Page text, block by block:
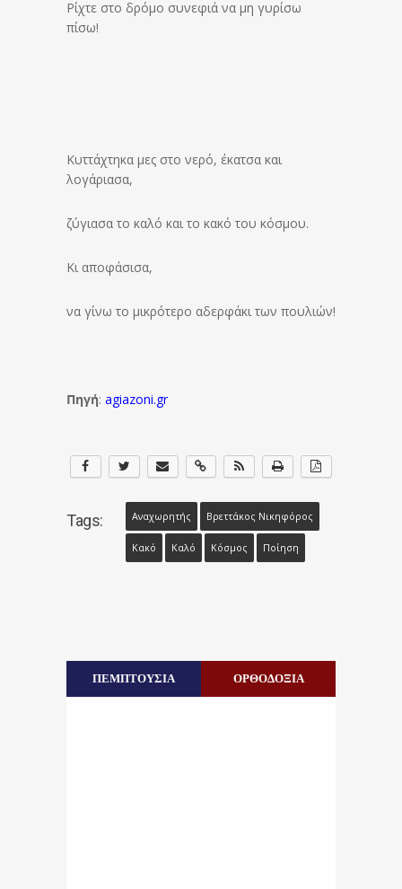
Ρίχτε στο δρόμο συνεφιά να μη γυρίσω
πίσω!
Κυττάχτηκα μες στο νερό, έκατσα και
λογάριασα,
ζύγιασα το καλό και το κακό του κόσμου.
Κι αποφάσισα,
να γίνω το μικρότερο αδερφάκι των πουλιών!
Πηγή: agiazoni.gr
Tags: Αναχωρητής Βρεττάκος Νικηφόρος
Κακό Καλό Κόσμος Ποίηση
ΠΕΜΠΤΟΥΣΙΑ ΟΡΘΟΔΟΞΙΑ